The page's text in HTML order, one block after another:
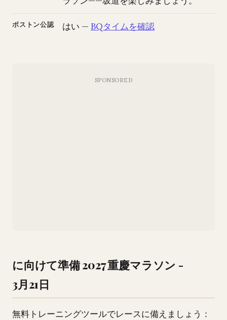
ボストン公認 はい — BQタイムを確認
に向けて準備 2027 重慶マラソン -
3月21日
無料トレーニングツールでレースに備えましょう：